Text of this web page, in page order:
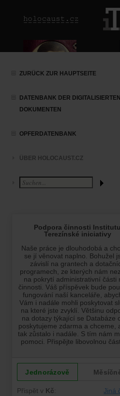
ZURÜCK ZUR HAUPTSEITE
DATENBANK DER DIGITALISIERTEN
DOKUMENTEN
OPFERDATENBANK
ÜBER HOLOCAUST.CZ